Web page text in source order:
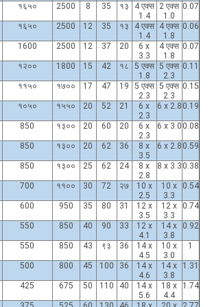
१६५० 2500 8 35 १३
4 एक्स
1.4
2 एक्स
1.0
0.07
१६५० 2500 12 35 १३
4 एक्स
1.4
4 एक्स
1.8
0.06
1600 2500 12 37 20
6 x
3.3
4 एक्स
1.8
0.07
१२०० 1800 15 42 १८
5 एक्स
1.8
5 एक्स
2.3
0.11
११५० १७०० 17 47 19
5 एक्स
2.3
5 एक्स
2.3
0.15
१०५० १५५० 20 52 21
6 x
2.3
6 x 2.8 0.19
850 १३०० 20 60 20
6 x
2.3
6 x 3.0 0.08
850 १३०० 20 62 36
8 x
3.5
6 x 2.8 0.59
850 १३०० 25 62 24
8 x
2.8
8 x 3.3 0.38
700 ११०० 30 72 २७
10 x
2.5
10 x
3.3
0.54
600 950 35 80 31
12 x
3.5
12 x
3.3
0.74
550 850 40 90 33
12 x
4.1
14 x
3.8
0.92
550 850 43 ९३ 36
14 x
4.5
10 x
3.0
1
500 800 45 100 36
14 x
4.6
14 x
3.8
1.31
425 675 50 110 40
14 x
5.6
18 x
4.4
1.74